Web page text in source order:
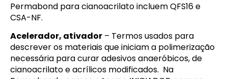
Permabond para cianoacrilato incluem QFS16 e
CSA-NF.
Acelerador, ativador – Termos usados para
descrever os materiais que iniciam a polimerização
necessária para curar adesivos anaeróbicos, de
cianoacrilato e acrílicos modificados. Na